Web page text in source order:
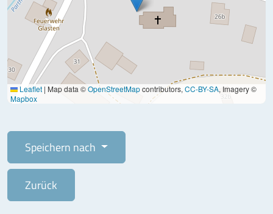
Leaflet | Map data ©OpenStreetMapcontributors, CC-BY-SA, Imagery ©
Mapbox
Speichern nach
Zurück